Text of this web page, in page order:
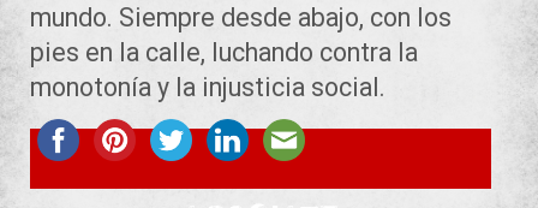
mundo. Siempre desde abajo, con los
pies en la calle, luchando contra la
monotonía y la injusticia social.